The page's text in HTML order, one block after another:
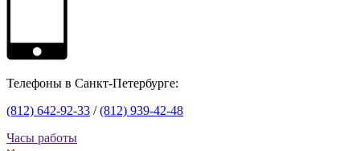
Телефоны в Санкт-Петербурге:
(812) 642-92-33 /(812) 939-42-48
Часы работы